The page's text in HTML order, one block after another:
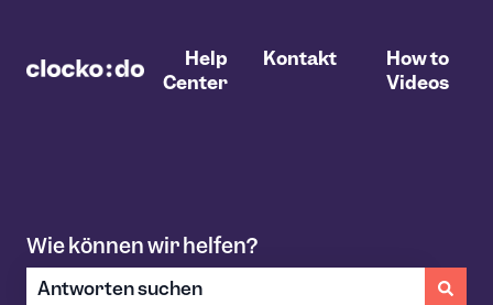
Help
Center
Kontakt
How to
Videos
Wie können wir helfen?